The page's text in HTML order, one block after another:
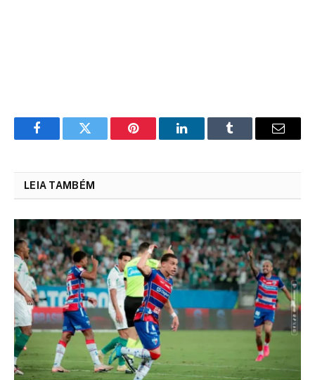
FacebookTwitter Pinterest LinkedInTumblr Email
LEIA TAMBÉM